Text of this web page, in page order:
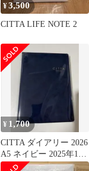
¥3,500
CITTA LIFE NOTE 2
¥ 1,700
CITTA ダイアリー 2026
A5 ネイビー 2025年10
月始まり